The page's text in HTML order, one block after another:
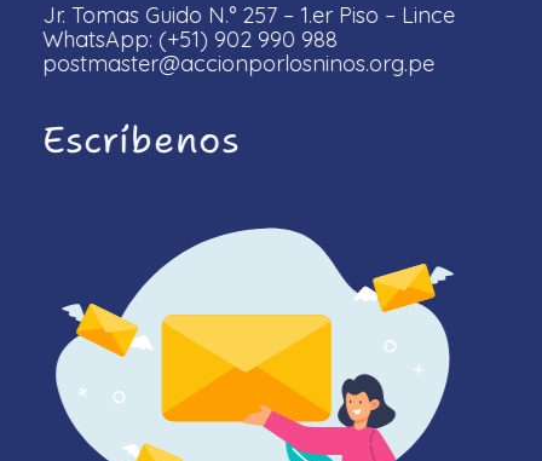
Jr. Tomas Guido N.° 257 – 1.er Piso – Lince
WhatsApp: (+51) 902 990 988
postmaster@accionporlosninos.org.pe
Escríbenos